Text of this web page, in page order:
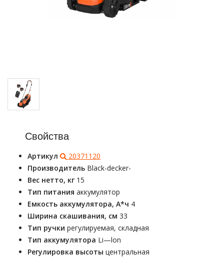
Свойства
Артикул
20371120
Производитель Black-decker-
Вес нетто, кг 15
Тип питания аккумулятор
Емкость аккумулятора, А*ч 4
Ширина скашивания, см 33
Тип ручки регулируемая, складная
Тип аккумулятора Li—lon
Регулировка высоты центральная